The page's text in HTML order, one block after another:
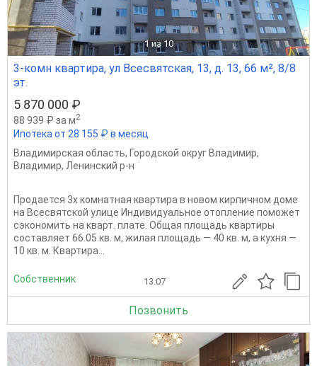
1 из 10
3-комн квартира, ул Всесвятская, 13, д. 13, 66 м², 8/8
эт.
5 870 000 ₽
88 939 ₽ за м2
Ипотека от 28 155 ₽ в месяц
Владимирская область, Городской округ Владимир,
Владимир, Ленинский р-н
Продается 3х комнатная квартира в новом кирпичном доме
на Всесвятской улице Индивидуальное отопление поможет
сэкономить на кварт. плате. Общая площадь квартиры
составляет 66.05 кв. м, жилая площадь — 40 кв. м, а кухня —
10 кв. м. Квартира...
Собственник 13.07
Позвонить